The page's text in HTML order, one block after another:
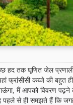
तक घृणित जेल प्रणाली,
फ्रांसीसी कब्जे की बहुत
मैं आपको विवरण पढ़ने
पहले से ही समझते हैं कि